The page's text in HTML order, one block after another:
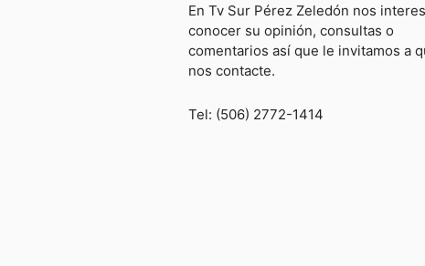
En Tv Sur Pérez Zeledón nos
conocer su opinión, consultas o
comentarios así que le invitamos a
nos contacte.
Tel: (506) 2772-1414